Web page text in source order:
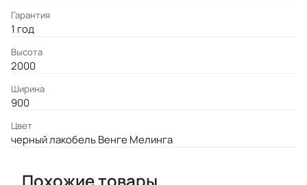
Гарантия
1 год
Высота
2000
Ширина
900
Цвет
черный лакобель Венге Мелинга
Похожие товары